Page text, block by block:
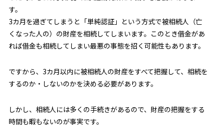
す。
3カ月を過ぎてしまうと「単純認証」という方式で被相続人（亡
くなった人の）の財産を相続してしまいます。このとき借金があ
れば借金も相続してしまい最悪の事態を招く可能性もあります。
ですから、3カ月以内に被相続人の財産をすべて把握して、相続を
するのか・しないのかを決める必要があります。
しかし、相続人には多くの手続きがあるので、財産の把握をする
時間も暇もないのが事実です。